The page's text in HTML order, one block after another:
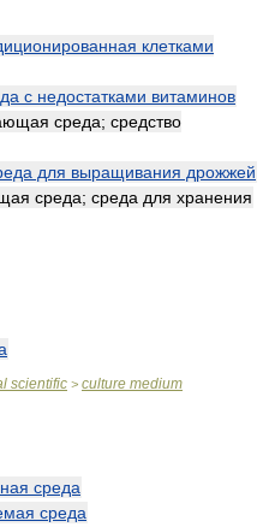
клетками
с недостатками витаминов
среда; средство
для выращивания дрожжей
среда; среда для хранения
scientific > culture medium
среда
среда